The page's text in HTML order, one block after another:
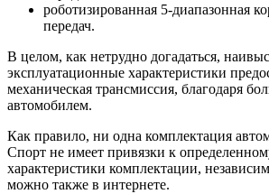
роботизированная 5-диапазонная
передач.
В целом, как нетрудно догадаться,
эксплуатационные характеристики
механическая трансмиссия, благодаря
автомобилем.
Как правило, ни одна комплектация
Спорт не имеет привязки к
характеристики комплектации,
можно также в интернете.